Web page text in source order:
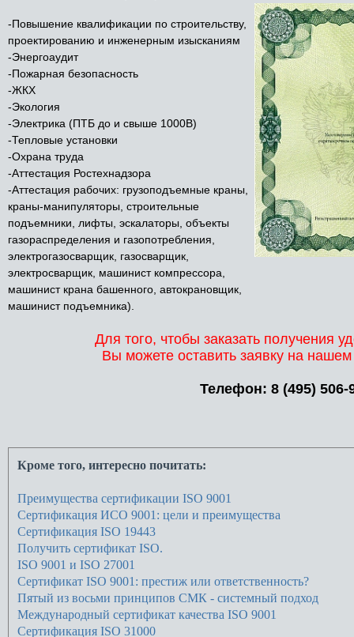
-Повышение квалификации по строительству,
проектированию и инженерным изысканиям
-Энергоаудит
-Пожарная безопасность
-ЖКХ
-Экология
-Электрика (ПТБ до и свыше 1000В)
-Тепловые установки
-Охрана труда
-Аттестация Ростехнадзора
-Аттестация рабочих: грузоподъемные краны,
краны-манипуляторы, строительные
подъемники, лифты, эскалаторы, объекты
газораспределения и газопотребления,
электрогазосварщик, газосварщик,
электросварщик, машинист компрессора,
машинист крана башенного, автокрановщик,
машинист подъемника).
Для того, чтобы заказать получения
Вы можете оставить заявку на
Телефон: 8 (495) 506-
Кроме того, интересно почитать:
Преимущества сертификации ISO 9001
Сертификация ИСО 9001: цели и преимущества
Сертификация ISO 19443
Получить сертификат ISO.
ISO 9001 и ISO 27001
Сертификат ISO 9001: престиж или ответственность?
Пятый из восьми принципов СМК - системный подход
Международный сертификат качества ISO 9001
Сертификация ISO 31000